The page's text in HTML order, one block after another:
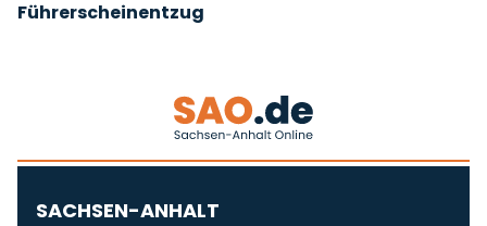
Führerscheinentzug
SACHSEN-ANHALT